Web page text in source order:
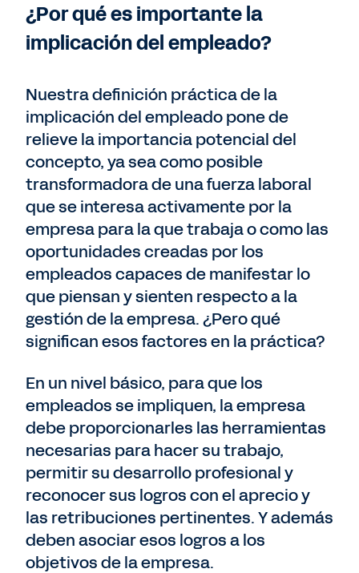
¿Por qué es importante la
implicación del empleado?
Nuestra definición práctica de la
implicación del empleado pone de
relieve la importancia potencial del
concepto, ya sea como posible
transformadora de una fuerza laboral
que se interesa activamente por la
empresa para la que trabaja o como las
oportunidades creadas por los
empleados capaces de manifestar lo
que piensan y sienten respecto a la
gestión de la empresa. ¿Pero qué
significan esos factores en la práctica?
En un nivel básico, para que los
empleados se impliquen, la empresa
debe proporcionarles las herramientas
necesarias para hacer su trabajo,
permitir su desarrollo profesional y
reconocer sus logros con el aprecio y
las retribuciones pertinentes. Y además
deben asociar esos logros a los
objetivos de la empresa.